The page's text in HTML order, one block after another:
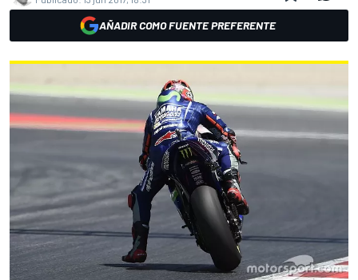
AÑADIR COMO FUENTE PREFERENTE